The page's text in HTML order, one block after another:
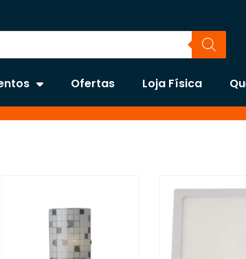
Ofertas Loja Física